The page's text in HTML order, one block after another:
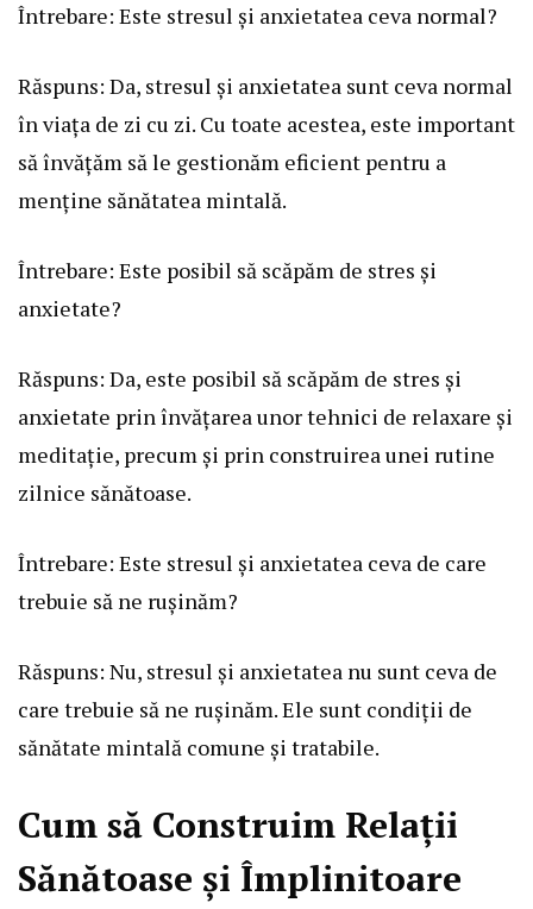
Întrebare: Este stresul și anxietatea ceva normal?
Răspuns: Da, stresul și anxietatea sunt ceva normal
în viața de zi cu zi. Cu toate acestea, este important
să învățăm să le gestionăm eficient pentru a
menține sănătatea mintală.
Întrebare: Este posibil să scăpăm de stres și
anxietate?
Răspuns: Da, este posibil să scăpăm de stres și
anxietate prin învățarea unor tehnici de relaxare și
meditație, precum și prin construirea unei rutine
zilnice sănătoase.
Întrebare: Este stresul și anxietatea ceva de care
trebuie să ne rușinăm?
Răspuns: Nu, stresul și anxietatea nu sunt ceva de
care trebuie să ne rușinăm. Ele sunt condiții de
sănătate mintală comune și tratabile.
Cum să Construim Relații
Sănătoase și Împlinitoare